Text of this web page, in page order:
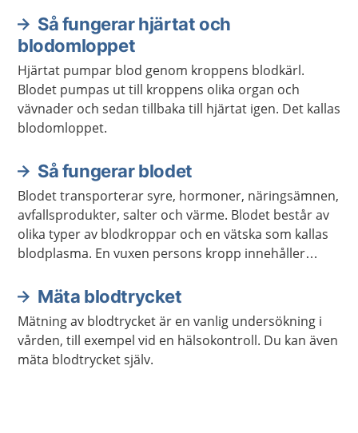
Så fungerar hjärtat och
blodomloppet
Hjärtat pumpar blod genom kroppens blodkärl.
Blodet pumpas ut till kroppens olika organ och
vävnader och sedan tillbaka till hjärtat igen. Det kallas
blodomloppet.
Så fungerar blodet
Blodet transporterar syre, hormoner, näringsämnen,
avfallsprodukter, salter och värme. Blodet består av
olika typer av blodkroppar och en vätska som kallas
blodplasma. En vuxen persons kropp innehåller
Mäta blodtrycket
Mätning av blodtrycket är en vanlig undersökning i
vården, till exempel vid en hälsokontroll. Du kan även
mäta blodtrycket själv.